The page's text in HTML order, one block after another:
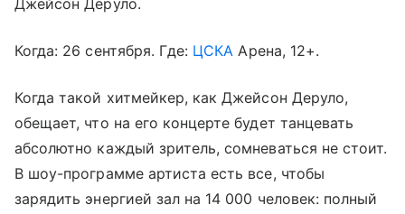
Джейсон Деруло.
Когда: 26 сентября. Где: ЦСКА Арена, 12+.
Когда такой хитмейкер, как Джейсон Деруло,
обещает, что на его концерте будет танцевать
абсолютно каждый зритель, сомневаться не стоит.
В шоу-программе артиста есть все, чтобы
зарядить энергией зал на 14 000 человек: полный